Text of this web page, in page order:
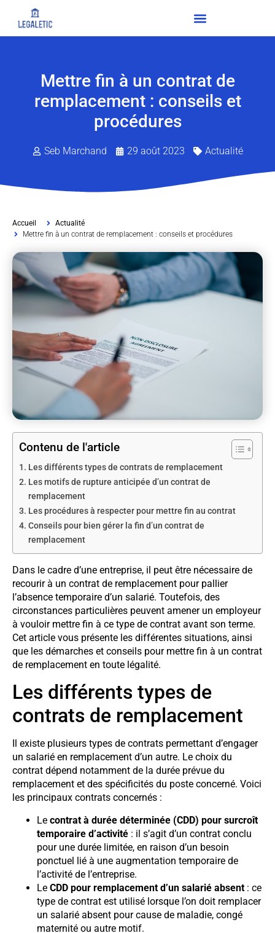
Mettre fin à un contrat de
remplacement : conseils et
procédures
Seb Marchand 29 août 2023 Actualité
Accueil
Actualité
Mettre fin à un contrat de remplacement : conseils et procédures
Contenu de l'article
Les différents types de contrats de remplacement
Les motifs de rupture anticipée d’un contrat de
remplacement
Les procédures à respecter pour mettre fin au contrat
Conseils pour bien gérer la fin d’un contrat de
remplacement
Dans le cadre d’une entreprise, il peut être nécessaire de
recourir à un contrat de remplacement pour pallier
l’absence temporaire d’un salarié. Toutefois, des
circonstances particulières peuvent amener un employeur
à vouloir mettre fin à ce type de contrat avant son terme.
Cet article vous présente les différentes situations, ainsi
que les démarches et conseils pour mettre fin à un contrat
de remplacement en toute légalité.
Les différents types de
contrats de remplacement
Il existe plusieurs types de contrats permettant d’engager
un salarié en remplacement d’un autre. Le choix du
contrat dépend notamment de la durée prévue du
remplacement et des spécificités du poste concerné. Voici
les principaux contrats concernés :
Le contrat à durée déterminée (CDD) pour surcroît
temporaire d’activité : il s’agit d’un contrat conclu
pour une durée limitée, en raison d’un besoin
ponctuel lié à une augmentation temporaire de
l’activité de l’entreprise.
Le CDD pour remplacement d’un salarié absent : ce
type de contrat est utilisé lorsque l’on doit remplacer
un salarié absent pour cause de maladie, congé
maternité ou autre motif.